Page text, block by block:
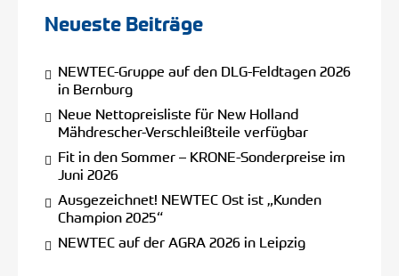
Neueste Beiträge
NEWTEC-Gruppe auf den DLG-Feldtagen 2026
in Bernburg
Neue Nettopreisliste für New Holland
Mähdrescher-Verschleißteile verfügbar
Fit in den Sommer – KRONE-Sonderpreise im
Juni 2026
Ausgezeichnet! NEWTEC Ost ist „Kunden
Champion 2025“
NEWTEC auf der AGRA 2026 in Leipzig